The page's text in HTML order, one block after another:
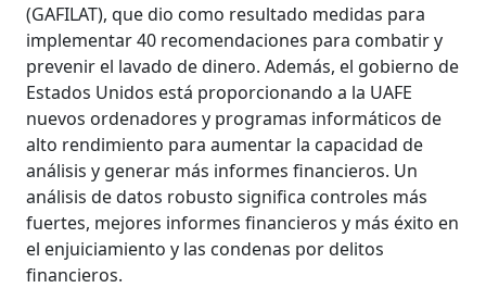
(GAFILAT), que dio como resultado medidas para
implementar 40 recomendaciones para combatir y
prevenir el lavado de dinero. Además, el gobierno de
Estados Unidos está proporcionando a la UAFE
nuevos ordenadores y programas informáticos de
alto rendimiento para aumentar la capacidad de
análisis y generar más informes financieros. Un
análisis de datos robusto significa controles más
fuertes, mejores informes financieros y más éxito en
el enjuiciamiento y las condenas por delitos
financieros.